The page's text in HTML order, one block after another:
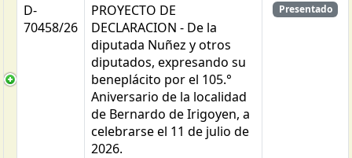
D-
70458/26
PROYECTO DE
DECLARACION - De la
diputada Nuñez y otros
diputados, expresando su
beneplácito por el 105.°
Aniversario de la localidad
de Bernardo de Irigoyen, a
celebrarse el 11 de julio de
2026.
Presentado